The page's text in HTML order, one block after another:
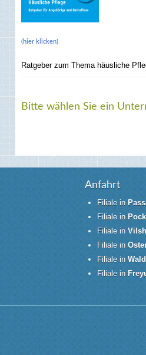
(hier klicken)
Ratgeber zum Thema häusliche
Bitte wählen Sie ein
Anfahrt
Filiale in
Filiale in
Filiale in
Filiale in
Filiale in
Filiale in